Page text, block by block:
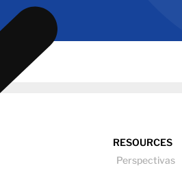
RESOURCES
Perspectivas